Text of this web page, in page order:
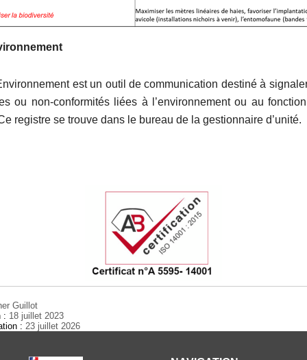
est un outil de communication destiné à
ou non-conformités liées à l’environnement ou au
registre se trouve dans le bureau de la gestionnaire d’unité.
Guillot
: 18 juillet 2023
:23 juillet 2026